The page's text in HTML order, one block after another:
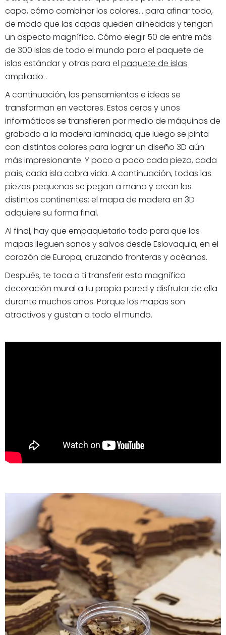
capa, cómo combinar los colores... para afinar todo,
de modo que las capas queden alineadas y tengan
un aspecto magnífico. Cómo elegir 50 de entre más
de 300 islas de todo el mundo para el paquete de
islas estándar y otras para el paquete de islas
ampliado .
A continuación, los pensamientos e ideas se
transforman en vectores. Estos ceros y unos
informáticos se transfieren por medio de máquinas de
grabado a la madera laminada, que luego se pinta
con distintos colores para lograr un diseño 3D aún
más impresionante. Y poco a poco cada pieza, cada
país, cada isla cobra vida. A continuación, todas las
piezas pequeñas se pegan a mano y crean los
distintos continentes: el mapa de madera en 3D
adquiere su forma final.
Al final, hay que empaquetarlo todo para que los
mapas lleguen sanos y salvos desde Eslovaquia, en el
corazón de Europa, cruzando fronteras y océanos.
Después, te toca a ti transferir esta magnífica
decoración mural a tu propia pared y disfrutar de ella
durante muchos años. Porque los mapas son
atractivos y gustan a todo el mundo.